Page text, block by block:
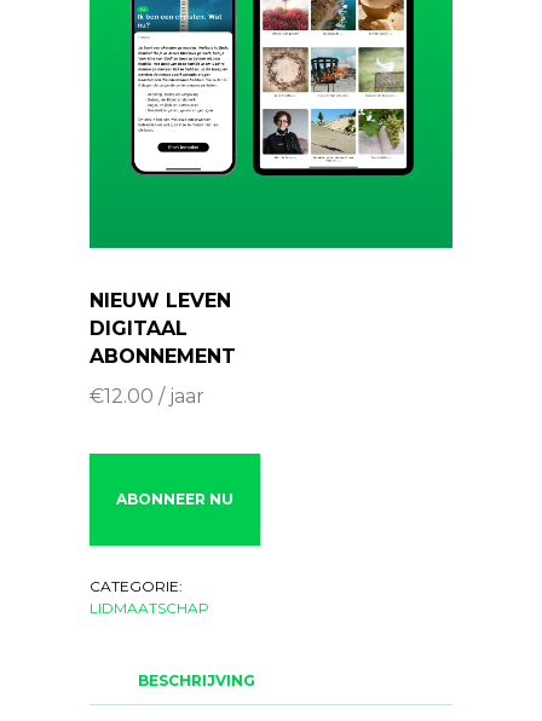
NIEUW LEVEN
DIGITAAL
ABONNEMENT
€12.00 / jaar
digitaal
ABONNEER NU
CATEGORIE:
LIDMAATSCHAP
BESCHRIJVING